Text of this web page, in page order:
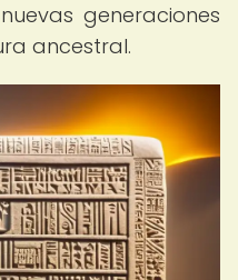
generaciones
ancestral.